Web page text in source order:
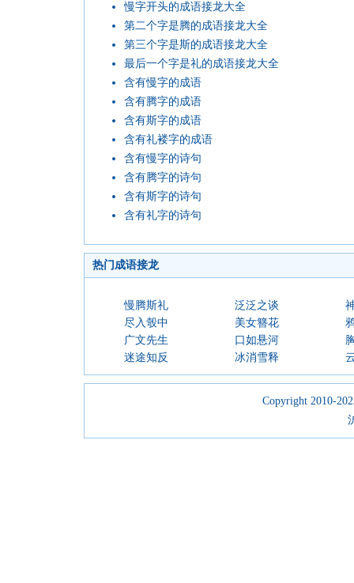
慢字开头的成语接龙大全
第二个字是腾的成语接龙大全
第三个字是斯的成语接龙大全
最后一个字是礼的成语接龙大全
含有慢字的成语
含有腾字的成语
含有斯字的成语
含有礼褛字的成语
含有慢字的诗句
含有腾字的诗句
含有斯字的诗句
含有礼字的诗句
热门成语接龙
慢腾斯礼 泛泛之谈
尽入彀中
美女簪花
广文先生
口如悬河
迷途知反
冰消雪释
Copyright 2010-